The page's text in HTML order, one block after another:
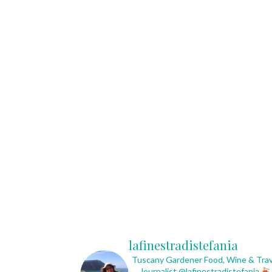
lafinestradistefania
Tuscany GardenerFood, Wine &